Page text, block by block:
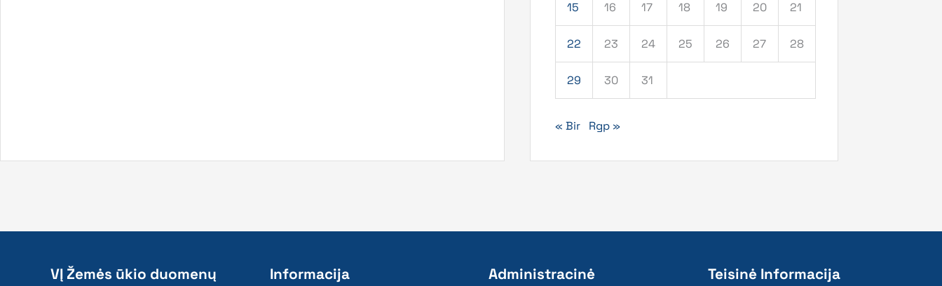
15 16 17 18 19 20 21
22 23 24 25 26 27 28
29 30 31
« Bir Rgp »
VĮ Žemės ūkio duomenų
Informacija
Administracinė
Teisinė Informacija